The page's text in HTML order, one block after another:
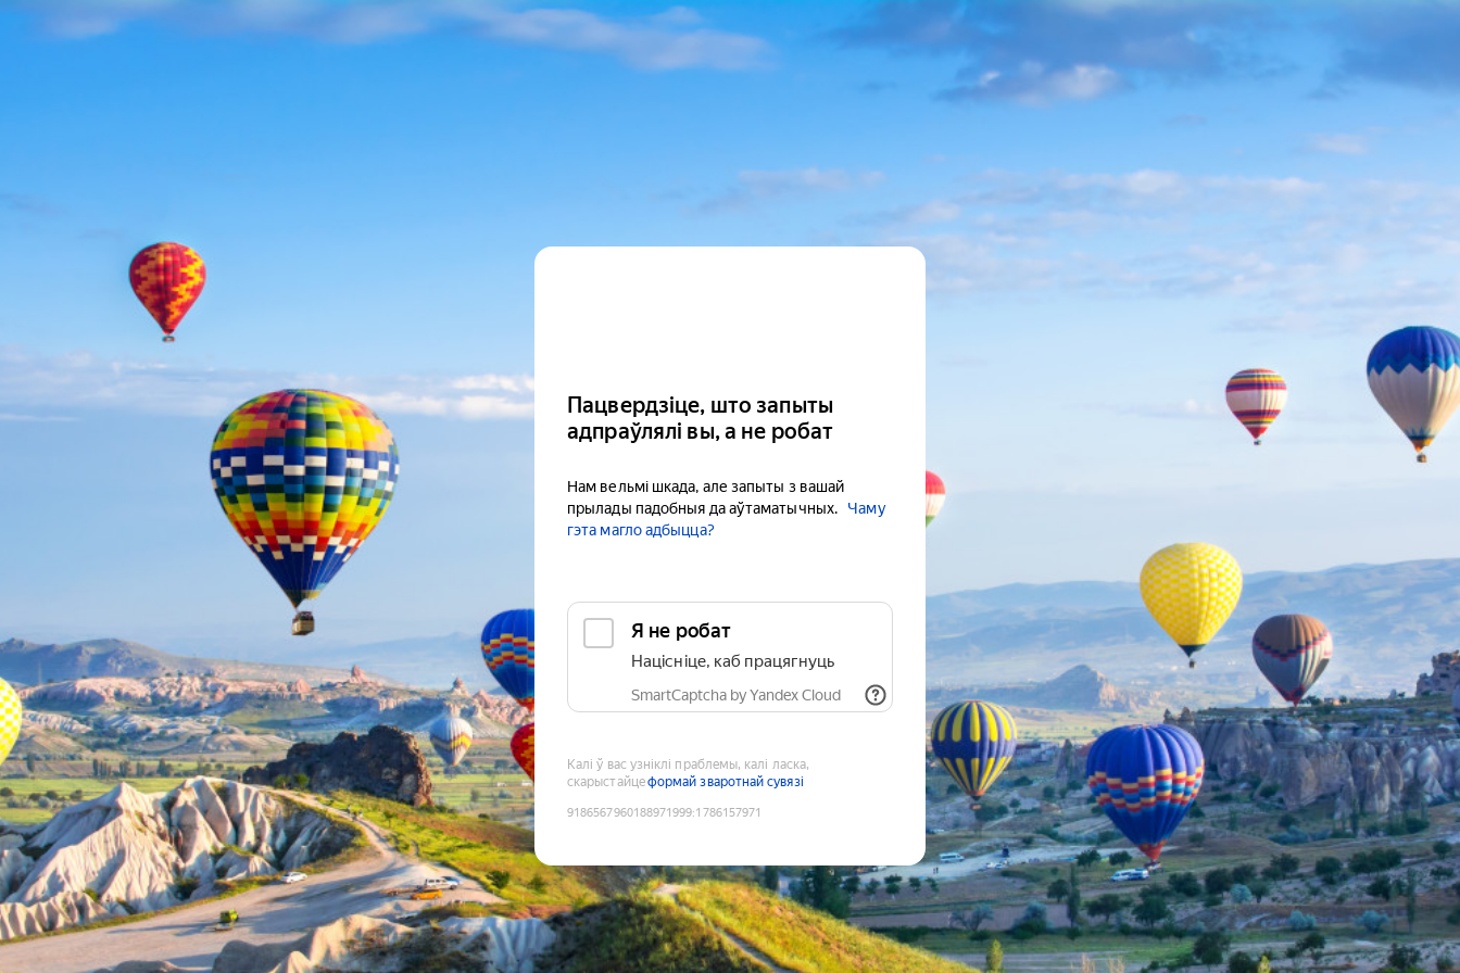
Пацвердзіце, што запыты
адпраўлялі вы, а не робат
Нам вельмі шкада, але запыты з вашай
прылады падобныя да аўтаматычных.
Чаму
гэта магло адбыцца?
Я не робат
Націсніце, каб працягнуць
SmartCaptcha by Yandex Cloud
Калі ў вас узніклі праблемы, калі ласка,
скарыстайцеформай зваротнай сувязі
9186567960188971999:1786157971